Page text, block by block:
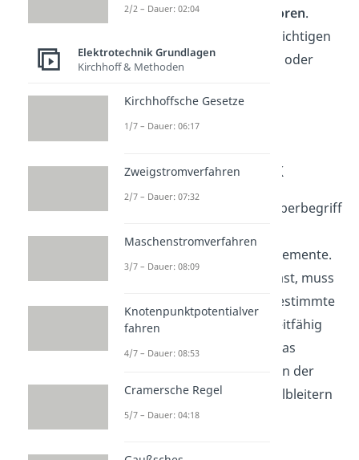
organischen Stoffe
Isolatoren.
Werden sie jedoch an die richtigen
Elektroden angeschlossen oder
Halbleitern.
Halbleitertechnik
Halbleitertechnik ist der Überbegriff
mikroelektronischer Bauelemente.
Wie du bereits erfahren hast, muss
auf eine bestimmte
Art behandeln, damit sie leitfähig
werden. Dazu zählt auch das
und das Gestalten der
Grenzflächen zwischen Halbleitern
und anderen Medien.
2/2 – Dauer: 02:04
Elektrotechnik Grundlagen
Kirchhoff & Methoden
Kirchhoffsche Gesetze
1/7 – Dauer: 06:17
Zweigstromverfahren
2/7 – Dauer: 07:32
Maschenstromverfahren
3/7 – Dauer: 08:09
Knotenpunktpotentialver
fahren
4/7 – Dauer: 08:53
Cramersche Regel
5/7 – Dauer: 04:18